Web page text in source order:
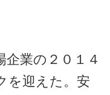
業の２０１４
を迎えた。安